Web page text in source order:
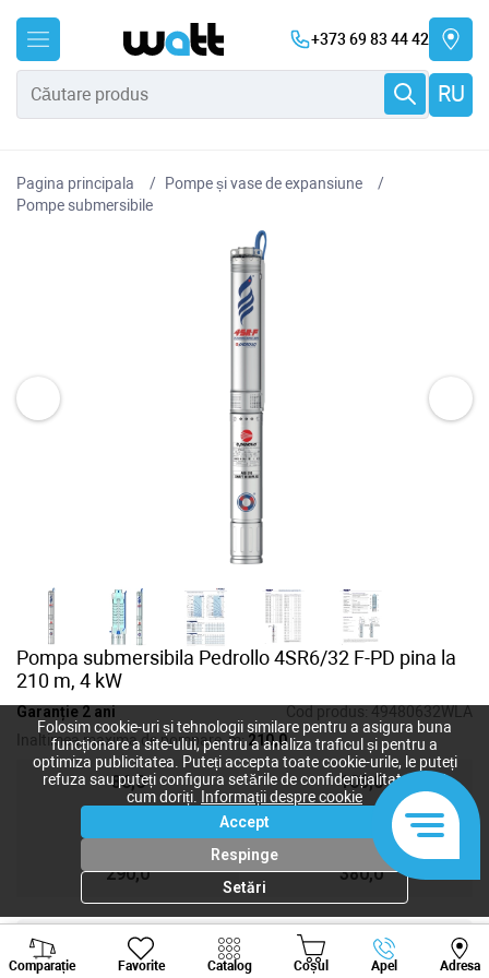
+373 69 83 44 42
RU
Pagina principala
Pompe și vase de expansiune
Pompe submersibile
Pompa submersibila Pedrollo 4SR6/32 F-PD pina la
210 m, 4 kW
Garanție 2 ani Cod produs:49480632WLA
Inaltimea maxima de pompare, m:210,0
86,0 108,0
290,0 380,0
30 997
Comparație Favorite Catalog Coșul Apel Adresa
Viber Whatsapp
Folosim cookie-uri și tehnologii similare pentru a asigura buna
funcționare a site-ului, pentru a analiza traficul și pentru a
optimiza publicitatea. Puteți accepta toate cookie-urile, le puteți
refuza sau puteți configura setările de confidențialitate după
cum doriți.
Informații despre cookie
Accept
Respinge
Setări